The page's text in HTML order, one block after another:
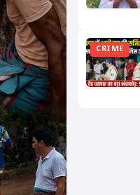
CRIME